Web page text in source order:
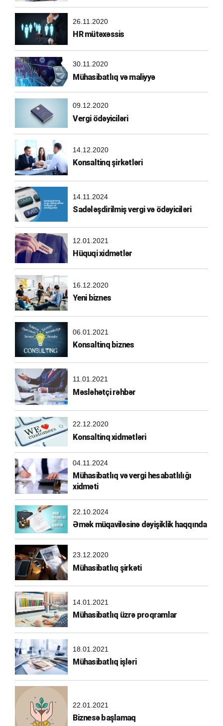
26.11.2020
HR mütəxəssis
30.11.2020
Mühasibatlıq və maliyyə
09.12.2020
Vergi ödəyiciləri
14.12.2020
Konsaltinq şirkətləri
14.11.2024
Sadələşdirilmiş vergi və ödəyiciləri
12.01.2021
Hüquqi xidmətlər
16.12.2020
Yeni biznes
06.01.2021
Konsaltinq biznes
11.01.2021
Məsləhətçi rəhbər
22.12.2020
Konsaltinq xidmətləri
04.11.2024
Mühasibatlıq və vergi hesabatlılığı
xidməti
22.10.2024
Əmək müqaviləsinə dəyişiklik haqqında
23.12.2020
Mühasibatlıq şirkəti
14.01.2021
Mühasibatlıq üzrə proqramlar
18.01.2021
Mühasibatlıq işləri
22.01.2021
Biznesə başlamaq